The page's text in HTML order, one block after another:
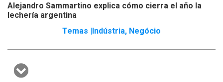
Alejandro Sammartino explica cómo cierra el año la
lechería argentina
Temas |Indústria, Negócio